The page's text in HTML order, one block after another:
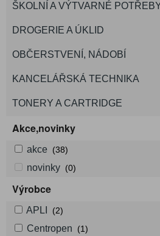
ŠKOLNÍ A VÝTVARNÉ
DROGERIE A ÚKLID
OBČERSTVENÍ, NÁDOBÍ
KANCELÁŘSKÁ TECHNIKA
TONERY A CARTRIDGE
Akce,novinky
akce (38)
novinky (0)
Výrobce
APLI (2)
Centropen (1)